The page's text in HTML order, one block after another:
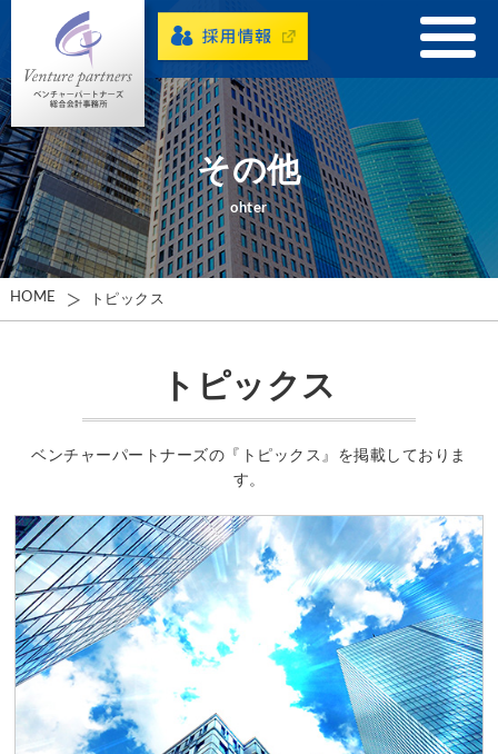
その他
ohter
HOME トピックス
トピックス
ベンチャーパートナーズの『トピックス』を掲載しておりま
す。